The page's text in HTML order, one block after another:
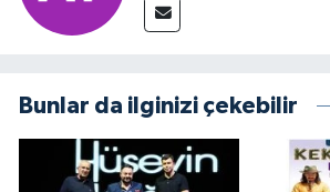
Bunlar da ilginizi çekebilir